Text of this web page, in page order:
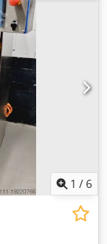
מ"מ,
1 / 6